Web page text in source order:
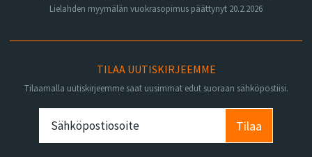
Lielahden myymälän vuokrasopimus päättynyt 20.2.2026
TILAA UUTISKIRJEEMME
Tilaamalla uutiskirjeemme saat uusimmat edut suoraan sähköpostiisi.
Tilaa